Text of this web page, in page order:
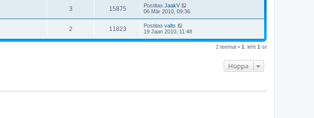
3 15875 Postitas JaakV
06 Mär 2010, 09:36
2 11823 Postitas valts
19 Jaan 2010, 11:48
2 teemat • 1 . leht 1-st
Hüppa